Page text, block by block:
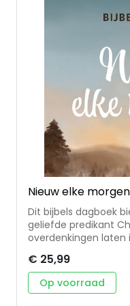
Nieuw elke morgen
Dit bijbels dagboek
geliefde predikant
overdenkingen laten
Media met de NBG-
uitgave wordt
Spurgeon brengt de
€ 25,99
Op voorraad